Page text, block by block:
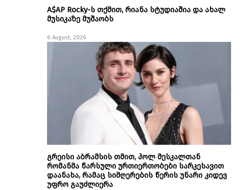
A$AP Rocky-ს თქმით, რიანა სტუდიაშია და ახალ
მუსიკაზე მუშაობს
6 August, 2026
გრეისი აბრამსის თმით, პოლ მესკალთან
რომანმა წარსული ურთიერთობები სარკესავით
დაანახა, რამაც სიმღერების წერის უნარი კიდევ
უფრო გაუძლიერა